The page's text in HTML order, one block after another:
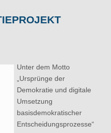
Unter dem Motto
„Ursprünge der
Demokratie und digitale
Umsetzung
basisdemokratischer
Entscheidungsprozesse“